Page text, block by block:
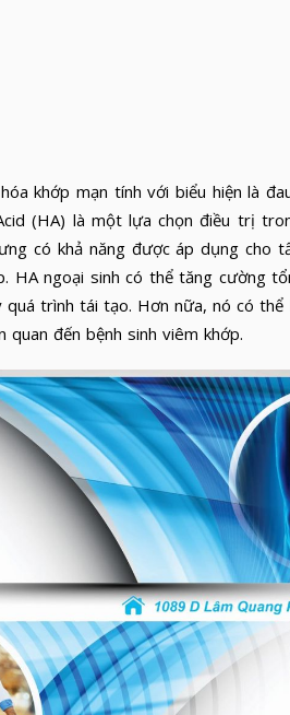
mạn tính với biểu hiện là đau
(HA) là một lựa chọn điều trị
có khả năng được áp dụng cho
HA ngoại sinh có thể tăng cường
trình tái tạo. Hơn nữa, nó có
đến bệnh sinh viêm khớp.